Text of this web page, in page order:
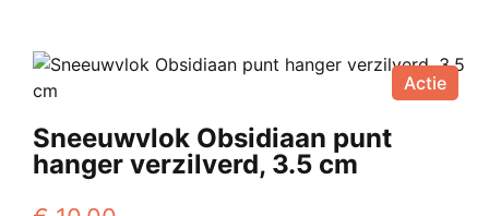
€ 6,99.€ 3,99.
Actie
Sneeuwvlok Obsidiaan punt
hanger verzilverd, 3.5 cm